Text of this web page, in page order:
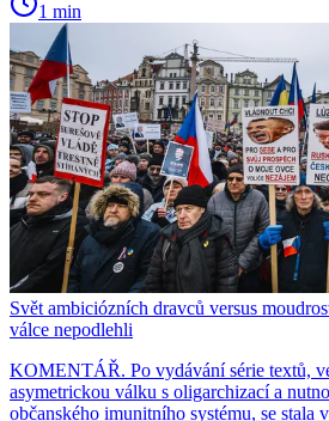
1 min
Svět ambiciózních dravců versus
válce nepodlehli
KOMENTÁŘ. Po vydávání série textů,
asymetrickou válku s oligarchizací a
občanského imunitního systému, se